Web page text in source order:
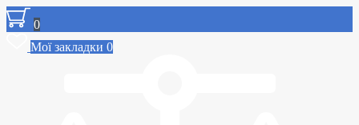
0
Мої закладки 0